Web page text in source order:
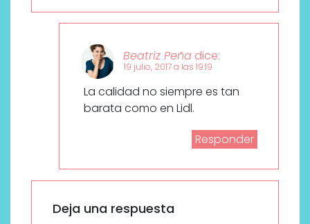
Beatriz Peña dice:
19 julio, 2017 a las 19:19
La calidad no siempre es tan
barata como en Lidl.
Responder
Deja una respuesta